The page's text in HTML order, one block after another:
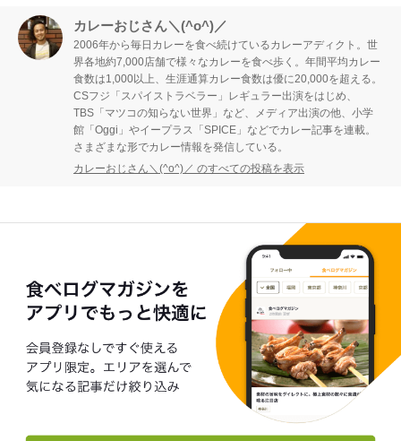
カレーおじさん＼(^o^)／
2006年から毎日カレーを食べ続けているカレーアディクト。世
界各地約7,000店舗で様々なカレーを食べ歩く。年間平均カレー
食数は1,000以上、生涯通算カレー食数は優に20,000を超える。
CSフジ「スパイストラベラー」レギュラー出演をはじめ、
TBS「マツコの知らない世界」など、メディア出演の他、小学
館「Oggi」やイープラス「SPICE」などでカレー記事を連載。
さまざまな形でカレー情報を発信している。
カレーおじさん＼(^o^)／ のすべての投稿を表示